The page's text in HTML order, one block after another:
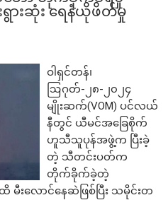
ားဆုံး ရေနံယိုဖိတ်မှု
ဝါရှင်တန်၊
ဩဂုတ်-၂၈-၂၀၂၄
မျိုးဆက်(VOM) ပင်လယ်
နီတွင် ယီမင်အခြေစိုက်
ဟူသီသူပုန်အဖွဲ့က ပြီးခဲ့
တဲ့ သီတင်းပတ်က
တိုက်ခိုက်ခဲ့တဲ့
းလောင်နေဆဲဖြစ်ပြီး သမိုင်းတ